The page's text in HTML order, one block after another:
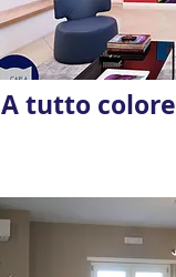
A tutto colore